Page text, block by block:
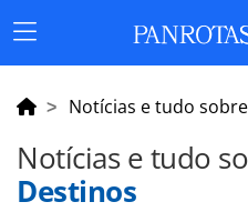
Menu
Principal
Notícias e tudo
Notícias e tudo
Destinos